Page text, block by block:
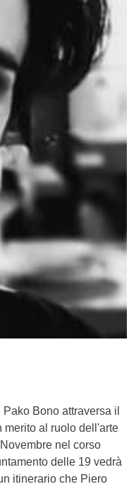
Bono attraversa il
merito al ruolo dell'arte
nel corso
delle 19 vedrà
itinerario che Piero